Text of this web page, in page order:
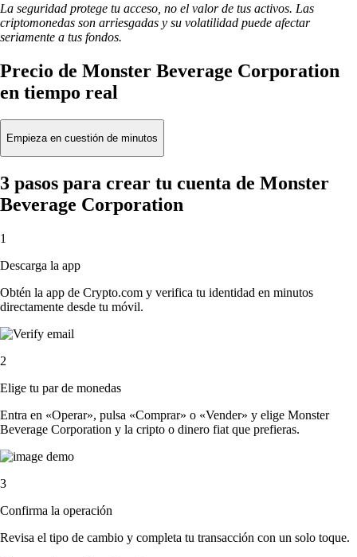
La seguridad protege tu acceso, no el valor de tus activos. Las
criptomonedas son arriesgadas y su volatilidad puede afectar
seriamente a tus fondos.
Precio de Monster Beverage Corporation
en tiempo real
Empieza en cuestión de minutos
3 pasos para crear tu cuenta de Monster
Beverage Corporation
1
Descarga la app
Obtén la app de Crypto.com y verifica tu identidad en minutos
directamente desde tu móvil.
2
Elige tu par de monedas
Entra en «Operar», pulsa «Comprar» o «Vender» y elige Monster
Beverage Corporation y la cripto o dinero fiat que prefieras.
3
Confirma la operación
Revisa el tipo de cambio y completa tu transacción con un solo toque.